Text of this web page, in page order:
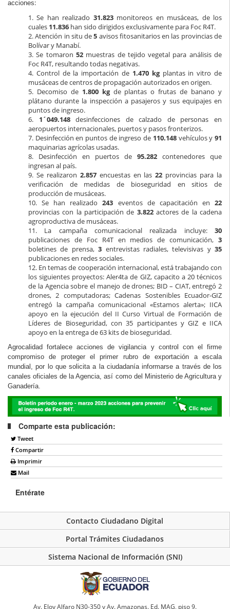
acciones:
1. Se han realizado 31.823monitoreos en musáceas, de los
cuales 11.836 han sido dirigidos exclusivamente para Foc R4T.
2. Atención in situ de5 avisos fitosanitarios en las provincias de
Bolívar y Manabí.
3. Se tomaron 52muestras de tejido vegetal para análisis de
Foc R4T, resultando todas negativas.
4. Control de la importación de 1.470 kgplantas in vitro de
musáceas de centros de propagación autorizados en origen.
5. Decomiso de 1.800 kgde plantas o frutas de banano y
plátano durante la inspección a pasajeros y sus equipajes en
puntos de ingreso.
6. 1´049.148desinfecciones de calzado de personas en
aeropuertos internacionales, puertos y pasos fronterizos.
7. Desinfección en puntos de ingreso de 110.148vehículos y91
maquinarias agrícolas usadas.
8. Desinfección en puertos de 95.282 contenedores que
ingresan al país.
9. Se realizaron 2.857encuestas en las22 provincias para la
verificación de medidas de bioseguridad en sitios de
producción de musáceas.
10. Se han realizado243 eventos de capacitación en22
provincias con la participación de 3.822actores de la cadena
agroproductiva de musáceas.
11. La campaña comunicacional realizada incluye: 30
publicaciones de Foc R4T en medios de comunicación, 3
boletines de prensa,3 entrevistas radiales, televisivas y 35
publicaciones en redes sociales.
12. En temas de cooperación internacional, está trabajando con
los siguientes proyectos: Aler4ta de GIZ, capacito a 20 técnicos
de la Agencia sobre el manejo de drones; BID – CIAT, entregó 2
drones, 2 computadoras; Cadenas Sostenibles Ecuador-GIZ
entregó la campaña comunicacional «Estamos alerta»; IICA
apoyo en la ejecución del II Curso Virtual de Formación de
Líderes de Bioseguridad, con 35 participantes y GIZ e IICA
apoyo en la entrega de 63 kits de bioseguridad.
Agrocalidad fortalece acciones de vigilancia y control con el firme
compromiso de proteger el primer rubro de exportación a escala
mundial, por lo que solicita a la ciudadanía informarse a través de los
canales oficiales de la Agencia, así como del Ministerio de Agricultura y
Ganadería.
Comparte esta publicación:
Tweet
Compartir
Imprimir
Mail
Entérate
Contacto Ciudadano Digital
Portal Trámites Ciudadanos
Sistema Nacional de Información (SNI)
Av. Eloy Alfaro N30-350 y Av. Amazonas. Ed. MAG, piso 9.